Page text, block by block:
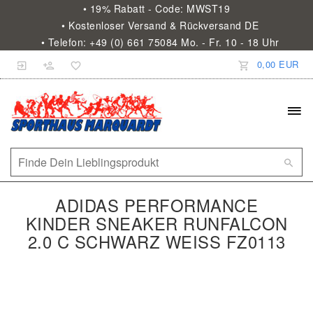
• 19% Rabatt - Code: MWST19
• Kostenloser Versand & Rückversand DE
• Telefon: +49 (0) 661 75084 Mo. - Fr. 10 - 18 Uhr
0,00 EUR
ADIDAS PERFORMANCE
KINDER SNEAKER RUNFALCON
2.0 C SCHWARZ WEISS FZ0113